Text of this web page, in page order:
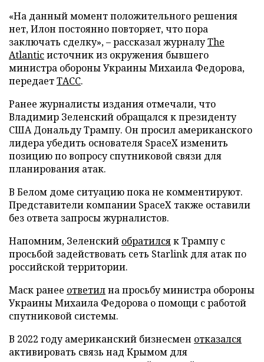
«На данный момент положительного решения
нет, Илон постоянно повторяет, что пора
заключать сделку», – рассказал журналуThe
Atlanticисточник из окружения бывшего
министра обороны Украины Михаила Федорова,
передаетТАСС.
Ранее журналисты издания отмечали, что
Владимир Зеленский обращался к президенту
США Дональду Трампу. Он просил американского
лидера убедить основателя SpaceX изменить
позицию по вопросу спутниковой связи для
планирования атак.
В Белом доме ситуацию пока не комментируют.
Представители компании SpaceX также оставили
без ответа запросы журналистов.
Напомним, Зеленский обратилсяк Трампу с
просьбой задействовать сеть Starlink для атак по
российской территории.
Маск ранее ответилна просьбу министра обороны
Украины Михаила Федорова о помощи с работой
спутниковой системы.
В 2022 году американский бизнесмен отказался
активировать связь над Крымом для